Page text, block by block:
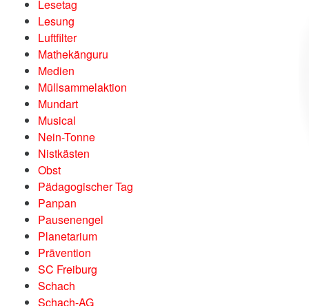
Lesetag
Lesung
Luftfilter
Mathekänguru
Medien
Müllsammelaktion
Mundart
Musical
Nein-Tonne
Nistkästen
Obst
Pädagogischer Tag
Panpan
Pausenengel
Planetarium
Prävention
SC Freiburg
Schach
Schach-AG